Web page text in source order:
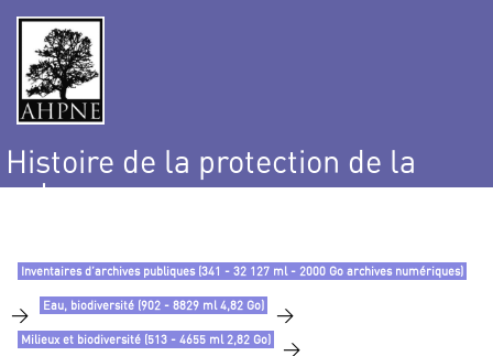
Histoire de la protection de la
nature
Inventaires d’archives publiques (341 - 32 127 ml - 2000 Go archives numériques)
> Eau, biodiversité (902 - 8829 ml 4,82 Go) >
Milieux et biodiversité (513 - 4655 ml 2,82 Go) >